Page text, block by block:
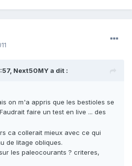
Next50MY a dit :
on m'a appris que les bestioles se
faire un test en live ... des
ca collerait mieux avec ce qui
de litage obliques.
les paleocourants ? criteres,